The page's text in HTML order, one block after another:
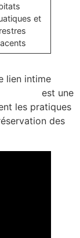
et
lien intime
est une
les pratiques
des